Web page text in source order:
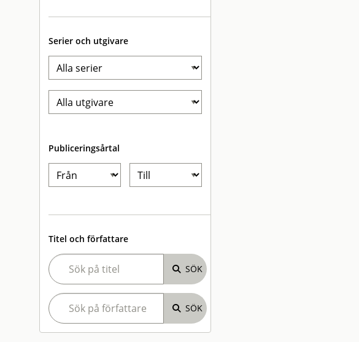
Serier och utgivare
Publiceringsårtal
Titel och författare